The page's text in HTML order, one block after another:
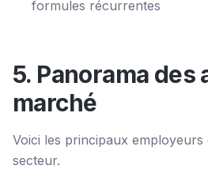
formules récurrentes
5. Panorama des
marché
Voici les principaux employeurs
secteur.